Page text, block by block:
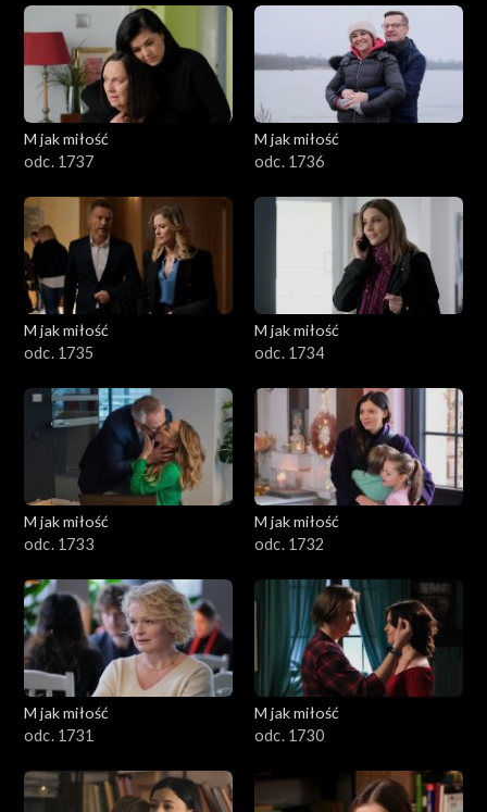
M jak miłość
odc. 1737
M jak miłość
odc. 1736
M jak miłość
odc. 1735
M jak miłość
odc. 1734
M jak miłość
odc. 1733
M jak miłość
odc. 1732
M jak miłość
odc. 1731
M jak miłość
odc. 1730